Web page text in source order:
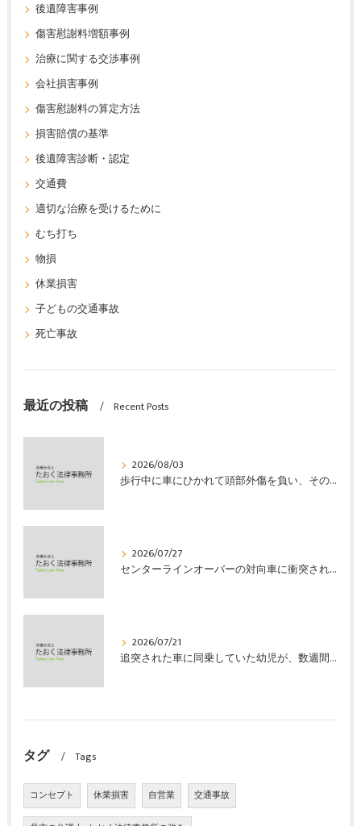
後遺障害事例
傷害慰謝料増額事例
治療に関する交渉事例
会社損害事例
傷害慰謝料の算定方法
損害賠償の基準
後遺障害診断・認定
交通費
適切な治療を受けるために
むち打ち
物損
休業損害
子どもの交通事故
死亡事故
最近の投稿 Recent Posts
2026/08/03
歩行中に車にひかれて頭部外傷を負い、その４か月後に亡くなり、死亡部分も含めて裁判所の基準で損害賠償金を獲得した事案｜たおく法律事務所
2026/07/27
センターラインオーバーの対向車に衝突され、むち打ちを発症し、裁判所の基準で慰謝料などの損害賠償金を獲得した事案｜たおく法律事務所
2026/07/21
追突された車に同乗していた幼児が、数週間の経過観察の後、裁判所の基準で人損の賠償金を獲得した事案｜たおく法律事務所
タグ Tags
コンセプト 休業損害 自営業 交通事故